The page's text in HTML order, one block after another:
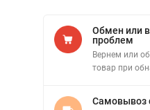
Обмен или
проблем
Вернем или
товар при
Самовывоз